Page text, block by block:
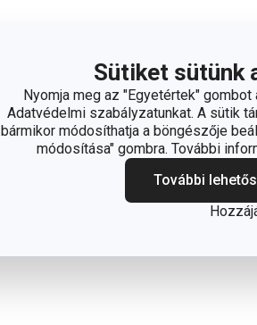
Sütiket sütünk
Nyomja meg az "Egyetértek"
Adatvédelmi szabályzatunkat. A sütik
bármikor módosíthatja a böngészője
módosítása" gombra. További
További